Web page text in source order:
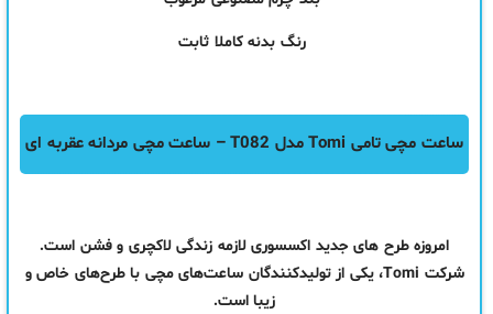
رنگ بدنه کاملا ثابت
ساعت مچی تامی Tomi مدل T082 – ساعت مچی مردانه عقربه ای
امروزه طرح های جدید اکسسوری لازمه زندگی لاکچری و فشن است.
شرکت Tomi، یکی از تولیدکنندگان ساعت‌های مچی با طرح‌های خاص و
زیبا است.